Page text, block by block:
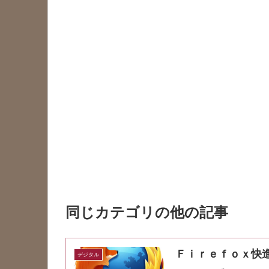
同じカテゴリの他の記事
デジタル Ｆｉｒｅｆｏｘ快